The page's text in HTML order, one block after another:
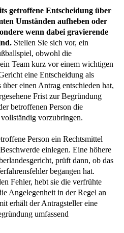
getroffene Entscheidung über
Umständen aufheben oder
wenn dabei gravierende
Stellen Sie sich vor, ein
obwohl die
Team kurz vor einem wichtigen
eine Entscheidung als
einen Antrag entschieden hat,
Frist zur Begründung
betroffenen Person die
vorzubringen.
Person ein Rechtsmittel
einlegen. Eine höhere
prüft dann, ob das
begangen hat.
Fehler, hebt sie die verfrühte
Angelegenheit in der Regel an
erhält der Antragsteller eine
umfassend